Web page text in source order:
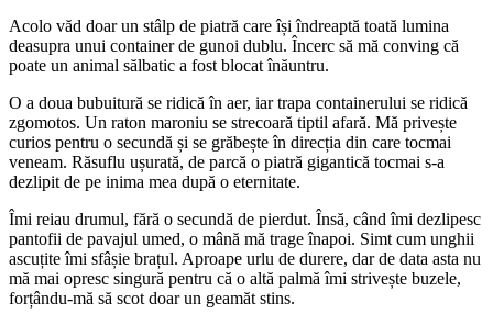
Acolo văd doar un stâlp de piatră care își îndreaptă toată lumina
deasupra unui container de gunoi dublu. Încerc să mă conving că
poate un animal sălbatic a fost blocat înăuntru.
O a doua bubuitură se ridică în aer, iar trapa containerului se ridică
zgomotos. Un raton maroniu se strecoară tiptil afară. Mă privește
curios pentru o secundă și se grăbește în direcția din care tocmai
veneam. Răsuflu ușurată, de parcă o piatră gigantică tocmai s-a
dezlipit de pe inima mea după o eternitate.
Îmi reiau drumul, fără o secundă de pierdut. Însă, când îmi dezlipesc
pantofii de pavajul umed, o mână mă trage înapoi. Simt cum unghii
ascuțite îmi sfâșie brațul. Aproape urlu de durere, dar de data asta nu
mă mai opresc singură pentru că o altă palmă îmi strivește buzele,
forțându-mă să scot doar un geamăt stins.